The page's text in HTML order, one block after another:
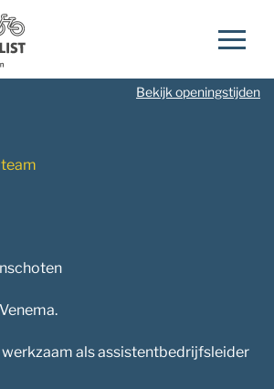
Bekijk openingstijden
als assistentbedrijfsleider